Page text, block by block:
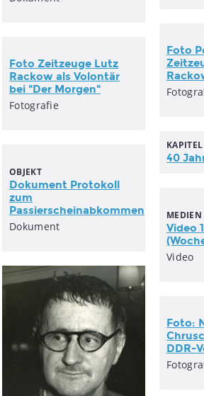
Foto
Foto Zeitzeuge Lutz
Rackow als Volontär
bei "Der Morgen"
Fotografie
KAPITEL
40
OBJEKT
Dokument Protokoll
zum
Passierscheinabkommen
Dokument
MEDIEN
Video
Video
Foto:
DDR-